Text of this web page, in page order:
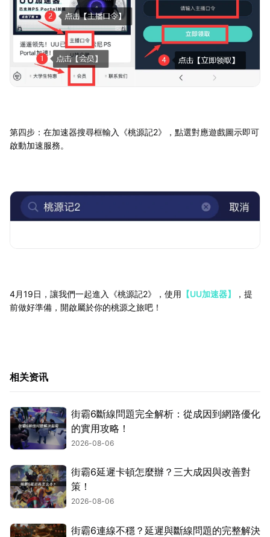
第四步：在加速器搜尋框輸入《桃源記2》，點選對應遊戲圖示即可
啟動加速服務。
4月19日，讓我們一起進入《桃源記2》，使用 【UU加速器】
，提
前做好準備，開啟屬於你的桃源之旅吧！
相关资讯
街霸6斷線問題完全解析：從成因到網路優化
的實用攻略！
2026-08-06
街霸6延遲卡頓怎麼辦？三大成因與改善對
策！
2026-08-06
街霸6連線不穩？延遲與斷線問題的完整解決